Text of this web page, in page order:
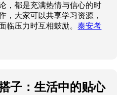
，都是充满热情与信心的时
，大家可以共享学习资源，
临压力时互相鼓励。泰安考
子：生活中的贴心